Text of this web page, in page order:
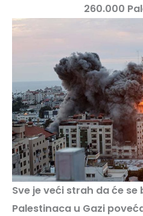
260.000
Sve je veći strah da će se
Palestinaca u Gazi